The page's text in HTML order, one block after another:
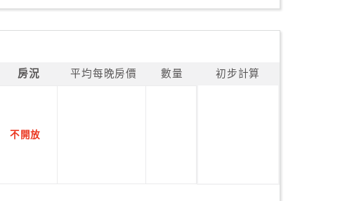
房況 平均每晚房價 數量 初步計算
不開放